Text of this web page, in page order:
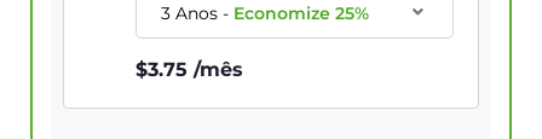
3 Anos- Economize25%
$3.75 /mês